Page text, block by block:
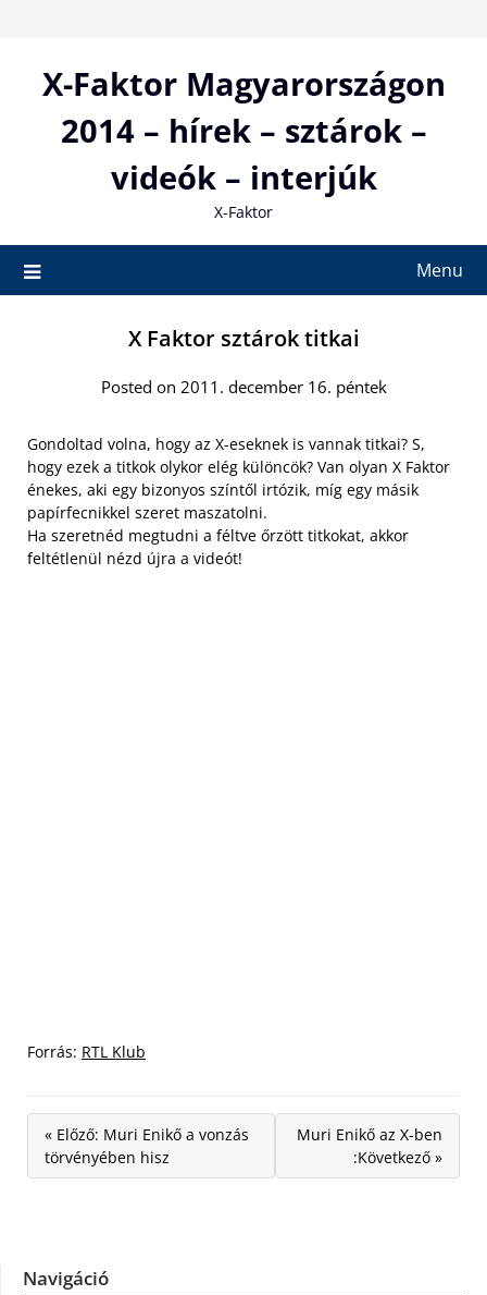
contentX-Faktor Magyarországon
2014 – hírek – sztárok –
videók – interjúk
X-Faktor
Menu
X Faktor sztárok titkai
Posted on 2011. december 16. péntek
Gondoltad volna, hogy az X-eseknek is vannak titkai? S,
hogy ezek a titkok olykor elég különcök? Van olyan X Faktor
énekes, aki egy bizonyos színtől irtózik, míg egy másik
papírfecnikkel szeret maszatolni.
Ha szeretnéd megtudni a féltve őrzött titkokat, akkor
feltétlenül nézd újra a videót!
Forrás: RTL Klub
« Előző: Muri Enikő a vonzás
törvényében hisz
Muri Enikő az X-ben
:Következő »
Navigáció